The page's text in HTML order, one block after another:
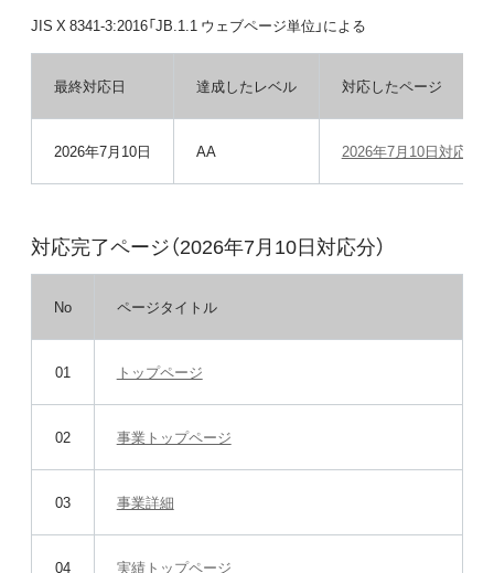
JIS X 8341-3:2016「JB.1.1 ウェブページ単位」による​
最終対応日 達成したレベル 対応したページ
2026年7月10日 AA 2026年7月10日対応分
対応完了ページ（2026年7月10日対応分）
No ページタイトル
01 トップページ
02 事業トップページ
03 事業詳細
04 実績トップページ